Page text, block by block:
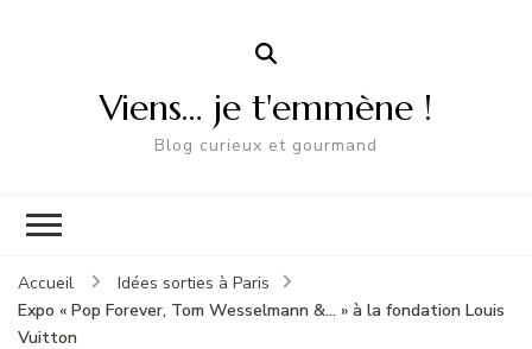
Viens… je t'emmène !
Blog curieux et gourmand
Accueil
Idées sorties à Paris
Expo « Pop Forever, Tom Wesselmann &… » à la fondation Louis
Vuitton